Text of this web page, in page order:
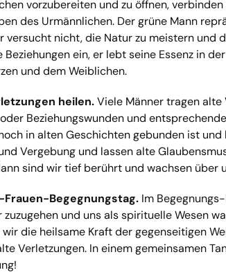
vorzubereiten und zu öffnen,
des Urmännlichen. Der grüne Mann
versucht nicht, die Natur zu meistern und
Beziehungen ein, er lebt seine Essenz in
und dem Weiblichen.
heilen.Viele Männer tragen alte
Beziehungswunden und
in alten Geschichten gebunden ist
Vergebung und lassen alte
sind wir tief berührt und wachsen über
Frauen-Begegnungstag. Im
zuzugehen und uns als spirituelle Wesen
die heilsame Kraft der gegenseitigen
Verletzungen. In einem gemeinsamen